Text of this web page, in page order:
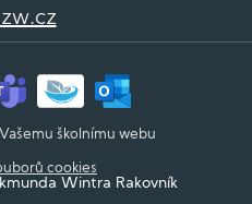
Wintra Rakovník
cookies
školnímu webu